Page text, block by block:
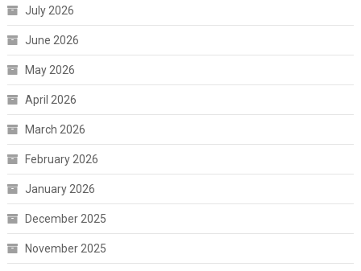
July 2026
June 2026
May 2026
April 2026
March 2026
February 2026
January 2026
December 2025
November 2025